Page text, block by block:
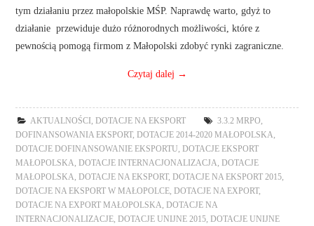
tym działaniu przez małopolskie MŚP. Naprawdę warto, gdyż to
działanie przewiduje dużo różnorodnych możliwości, które z
pewnością pomogą firmom z Małopolski zdobyć rynki zagraniczne.
Czytaj dalej →
AKTUALNOŚCI ,DOTACJE NA EKSPORT 3.3.2 MRPO
DOFINANSOWANIA EKSPORT,DOTACJE 2014-2020 MAŁOPOLSKA
DOTACJE DOFINANSOWANIE EKSPORTU ,DOTACJE EKSPORT
MAŁOPOLSKA ,DOTACJE INTERNACJONALIZACJA ,DOTACJE
MAŁOPOLSKA ,DOTACJE NA EKSPORT,DOTACJE NA EKSPORT 2015
DOTACJE NA EKSPORT W MAŁOPOLCE ,DOTACJE NA EXPORT,
DOTACJE NA EXPORT MAŁOPOLSKA ,DOTACJE NA
INTERNACJONALIZACJE ,DOTACJE UNIJNE 2015 ,DOTACJE UNIJNE